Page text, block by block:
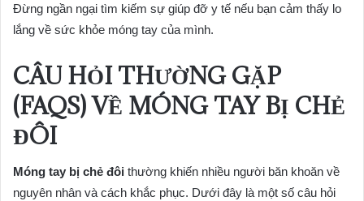
Đừng ngần ngại tìm kiếm sự giúp đỡ y tế nếu bạn cảm thấy lo
lắng về sức khỏe móng tay của mình.
CÂU HỎI THƯỜNG GẶP
(FAQS) VỀ MÓNG TAY BỊ CHẺ
ĐÔI
Móng tay bị chẻ đôi thường khiến nhiều người băn khoăn về
nguyên nhân và cách khắc phục. Dưới đây là một số câu hỏi